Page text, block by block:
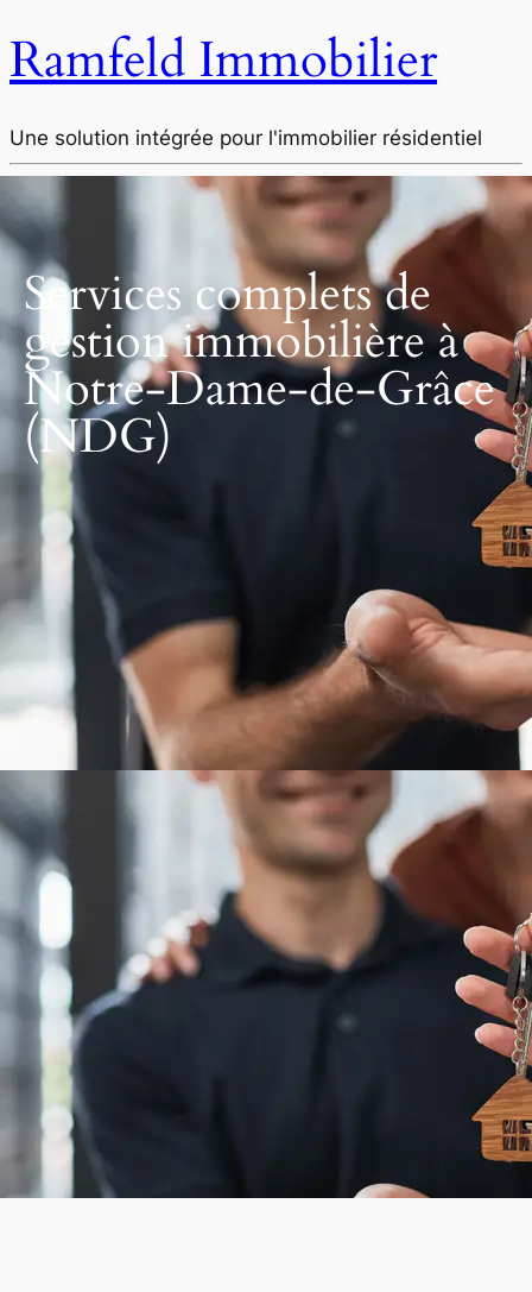
Ramfeld Immobilier
Une solution intégrée pour l'immobilier résidentiel
Services complets de
gestion immobilière à
Notre-Dame-de-Grâce
(NDG)